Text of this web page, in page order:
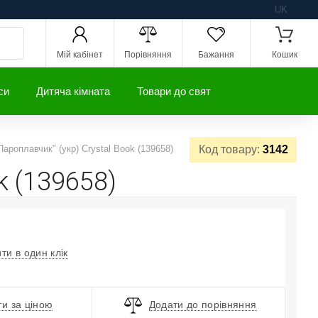
UK
Мій кабінет Порівняння Бажання Кошик
Дитяча кімната Товари до свят
Код товару: 3142
(укр) Crystal Book (139658)
(139658)
в один клік
за ціною Додати до порівняння